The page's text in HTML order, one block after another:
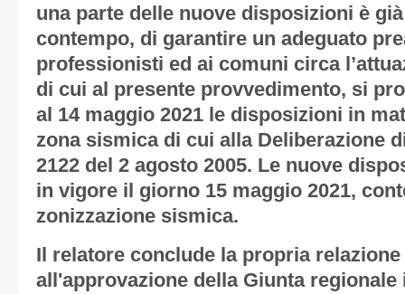
una parte delle nuove disposizioni è
contempo, di garantire un adeguato
professionisti ed ai comuni circa
di cui al presente provvedimento, si
al 14 maggio 2021 le disposizioni in
zona sismica di cui alla Deliberazione
2122 del 2 agosto 2005. Le nuove
in vigore il giorno 15 maggio 2021,
zonizzazione sismica.
Il relatore conclude la propria
all'approvazione della Giunta regionale